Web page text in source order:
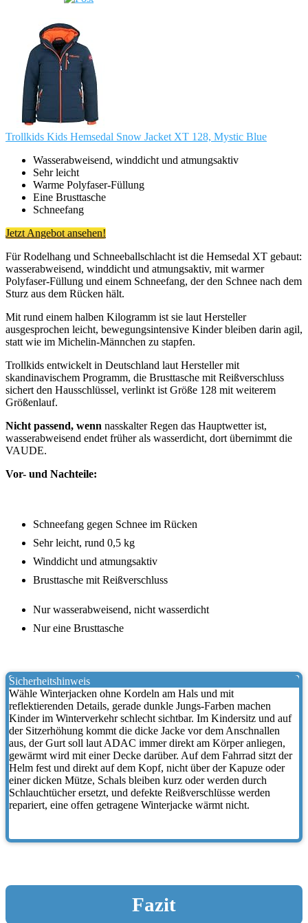
Trollkids Kids Hemsedal Snow Jacket XT 128, Mystic Blue
Wasserabweisend, winddicht und atmungsaktiv
Sehr leicht
Warme Polyfaser-Füllung
Eine Brusttasche
Schneefang
Jetzt Angebot ansehen!
Für Rodelhang und Schneeballschlacht ist die Hemsedal XT gebaut:
wasserabweisend, winddicht und atmungsaktiv, mit warmer
Polyfaser-Füllung und einem Schneefang, der den Schnee nach dem
Sturz aus dem Rücken hält.
Mit rund einem halben Kilogramm ist sie laut Hersteller
ausgesprochen leicht, bewegungsintensive Kinder bleiben darin agil,
statt wie im Michelin-Männchen zu stapfen.
Trollkids entwickelt in Deutschland laut Hersteller mit
skandinavischem Programm, die Brusttasche mit Reißverschluss
sichert den Hausschlüssel, verlinkt ist Größe 128 mit weiterem
Größenlauf.
Nicht passend, wenn nasskalter Regen das Hauptwetter ist,
wasserabweisend endet früher als wasserdicht, dort übernimmt die
VAUDE.
Vor- und Nachteile:
Schneefang gegen Schnee im Rücken
Sehr leicht, rund 0,5 kg
Winddicht und atmungsaktiv
Brusttasche mit Reißverschluss
Nur wasserabweisend, nicht wasserdicht
Nur eine Brusttasche
Sicherheitshinweis
Wähle Winterjacken ohne Kordeln am Hals und mit
reflektierenden Details, gerade dunkle Jungs-Farben machen
Kinder im Winterverkehr schlecht sichtbar. Im Kindersitz und auf
der Sitzerhöhung kommt die dicke Jacke vor dem Anschnallen
aus, der Gurt soll laut ADAC immer direkt am Körper anliegen,
gewärmt wird mit einer Decke darüber. Auf dem Fahrrad sitzt der
Helm fest und direkt auf dem Kopf, nicht über der Kapuze oder
einer dicken Mütze, Schals bleiben kurz oder werden durch
Schlauchtücher ersetzt, und defekte Reißverschlüsse werden
repariert, eine offen getragene Winterjacke wärmt nicht.
Fazit